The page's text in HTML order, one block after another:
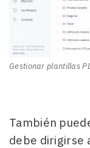
Gestionar plantillas
También
debe dirigirse